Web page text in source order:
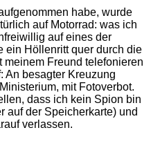
habe, wurde
auf Motorrad: was ich
auf eines der
ein Höllenritt quer durch die
meinem Freund telefonieren
An besagter Kreuzung
mit Fotoverbot.
dass ich kein Spion bin
auf der Speicherkarte) und
verlassen.